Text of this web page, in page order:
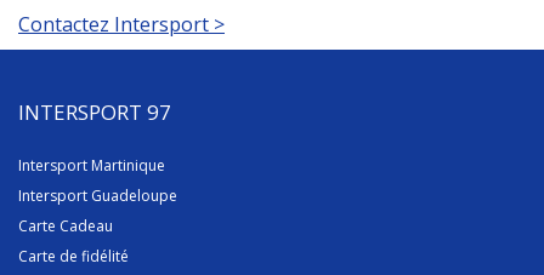
Contactez Intersport >
INTERSPORT 97
Intersport Martinique
Intersport Guadeloupe
Carte Cadeau
Carte de fidélité